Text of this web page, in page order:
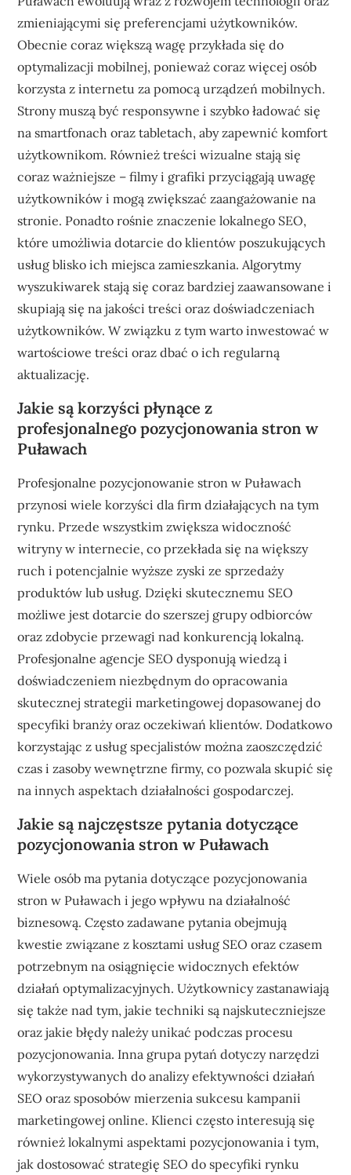
zmieniającymi się preferencjami użytkowników.
Obecnie coraz większą wagę przykłada się do
optymalizacji mobilnej, ponieważ coraz więcej osób
korzysta z internetu za pomocą urządzeń mobilnych.
Strony muszą być responsywne i szybko ładować się
na smartfonach oraz tabletach, aby zapewnić komfort
użytkownikom. Również treści wizualne stają się
coraz ważniejsze – filmy i grafiki przyciągają uwagę
użytkowników i mogą zwiększać zaangażowanie na
stronie. Ponadto rośnie znaczenie lokalnego SEO,
które umożliwia dotarcie do klientów poszukujących
usług blisko ich miejsca zamieszkania. Algorytmy
wyszukiwarek stają się coraz bardziej zaawansowane i
skupiają się na jakości treści oraz doświadczeniach
użytkowników. W związku z tym warto inwestować w
wartościowe treści oraz dbać o ich regularną
aktualizację.
Jakie są korzyści płynące z
profesjonalnego pozycjonowania stron w
Puławach
Profesjonalne pozycjonowanie stron w Puławach
przynosi wiele korzyści dla firm działających na tym
rynku. Przede wszystkim zwiększa widoczność
witryny w internecie, co przekłada się na większy
ruch i potencjalnie wyższe zyski ze sprzedaży
produktów lub usług. Dzięki skutecznemu SEO
możliwe jest dotarcie do szerszej grupy odbiorców
oraz zdobycie przewagi nad konkurencją lokalną.
Profesjonalne agencje SEO dysponują wiedzą i
doświadczeniem niezbędnym do opracowania
skutecznej strategii marketingowej dopasowanej do
specyfiki branży oraz oczekiwań klientów. Dodatkowo
korzystając z usług specjalistów można zaoszczędzić
czas i zasoby wewnętrzne firmy, co pozwala skupić się
na innych aspektach działalności gospodarczej.
Jakie są najczęstsze pytania dotyczące
pozycjonowania stron w Puławach
Wiele osób ma pytania dotyczące pozycjonowania
stron w Puławach i jego wpływu na działalność
biznesową. Często zadawane pytania obejmują
kwestie związane z kosztami usług SEO oraz czasem
potrzebnym na osiągnięcie widocznych efektów
działań optymalizacyjnych. Użytkownicy zastanawiają
się także nad tym, jakie techniki są najskuteczniejsze
oraz jakie błędy należy unikać podczas procesu
pozycjonowania. Inna grupa pytań dotyczy narzędzi
wykorzystywanych do analizy efektywności działań
SEO oraz sposobów mierzenia sukcesu kampanii
marketingowej online. Klienci często interesują się
również lokalnymi aspektami pozycjonowania i tym,
jak dostosować strategię SEO do specyfiki rynku